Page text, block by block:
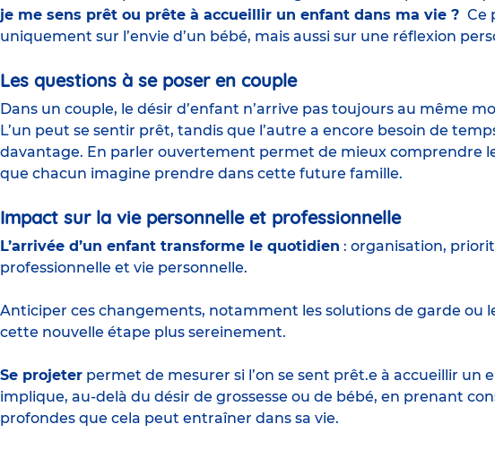
je me sens prêt ou prête à accueillir un enfant dans ma vie ? Ce
uniquement sur l’envie d’un bébé, mais aussi sur une réflexion
Les questions à se poser en couple
Dans un couple, le désir d’enfant n’arrive pas toujours au même
L’un peut se sentir prêt, tandis que l’autre a encore besoin de
davantage. En parler ouvertement permet de mieux comprendre
que chacun imagine prendre dans cette future famille.
Impact sur la vie personnelle et professionnelle
L’arrivée d’un enfant transforme le quotidien : organisation,
professionnelle et vie personnelle.
Anticiper ces changements, notamment les solutions de garde ou
cette nouvelle étape plus sereinement.
Se projeter permet de mesurer si l’on se sent prêt.e à accueillir un
implique, au-delà du désir de grossesse ou de bébé, en prenant
profondes que cela peut entraîner dans sa vie.